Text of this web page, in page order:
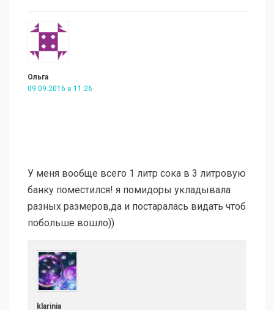
Ольга
09.09.2016 в 11:26
У меня вообще всего 1 литр сока в 3 литровую
банку поместился! я помидоры укладывала
разных размеров,да и постаралась видать чтоб
побольше вошло))
klarinia